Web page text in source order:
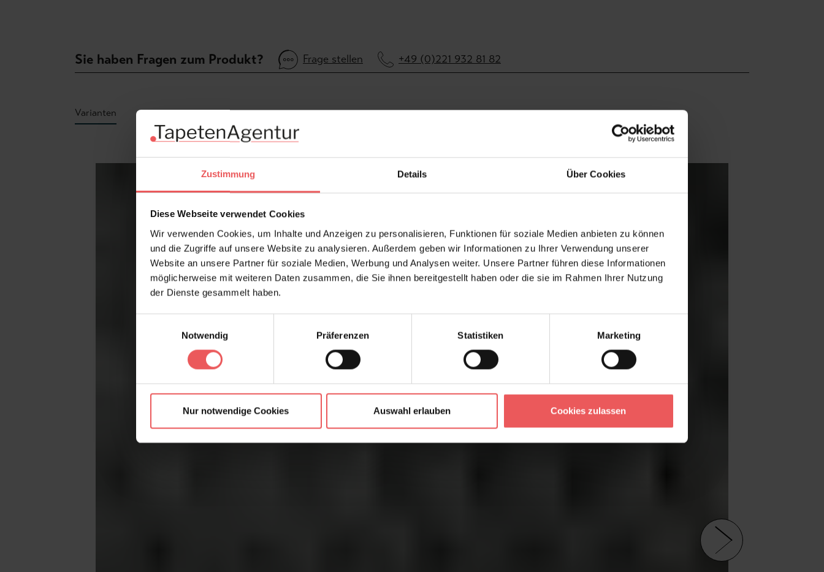
Zustimmung Details Über Cookies
Diese Webseite verwendet Cookies
Wir verwenden Cookies, um Inhalte und Anzeigen zu personalisieren, Funktionen für soziale Medien anbieten zu können
und die Zugriffe auf unsere Website zu analysieren. Außerdem geben wir Informationen zu Ihrer Verwendung unserer
Website an unsere Partner für soziale Medien, Werbung und Analysen weiter. Unsere Partner führen diese Informationen
möglicherweise mit weiteren Daten zusammen, die Sie ihnen bereitgestellt haben oder die sie im Rahmen Ihrer Nutzung
der Dienste gesammelt haben.
Notwendig
Präferenzen Statistiken Marketing
Nur notwendige Cookies Auswahl erlauben Cookies zulassen
Sie haben Fragen zum Produkt? Frage stellen +49 (0)221 932 81 82
Varianten